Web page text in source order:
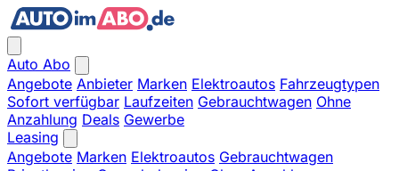
Auto Abo
Angebote Anbieter Marken Elektroautos Fahrzeugtypen
Sofort verfügbar Laufzeiten Gebrauchtwagen Ohne
Anzahlung Deals Gewerbe
Leasing
Angebote Marken Elektroautos Gebrauchtwagen